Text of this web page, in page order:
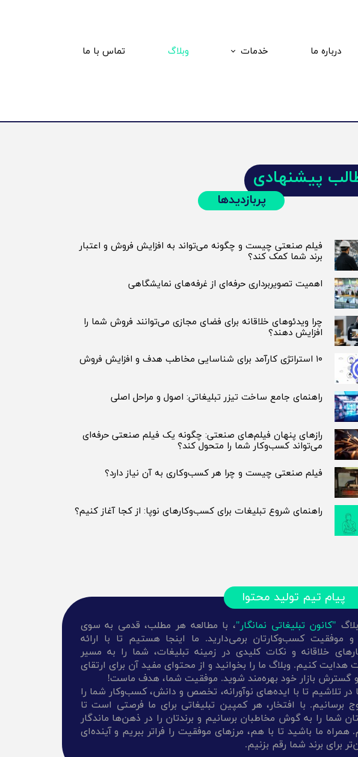
درباره ما خدمات وبلاگ تماس با ما
فیلم صنعتی چیست و چگونه می‌تواند به افزایش فروش و اعتبار
برند شما کمک کند؟
اهمیت تصویربرداری حرفه‌ای از غرفه‌های نمایشگاهی
چرا ویدئوهای خلاقانه برای فضای مجازی می‌توانند فروش شما را
افزایش دهند؟
۱۰ استراتژی کارآمد برای شناسایی مخاطب هدف و افزایش فروش
راهنمای جامع ساخت تیزر تبلیغاتی: اصول و مراحل اصلی
رازهای پنهان فیلم‌های صنعتی: چگونه یک فیلم صنعتی حرفه‌ای
می‌تواند کسب‌وکار شما را متحول کند؟
فیلم صنعتی چیست و چرا هر کسب‌وکاری به آن نیاز دارد؟
راهنمای شروع تبلیغات برای کسب‌وکارهای نوپا: از کجا آغاز کنیم؟
پیشنهادی
پربازدیدها
پیام تیم تولید محتوا
"کانون تبلیغاتی نمانگار"، با مطالعه هر مطلب، قدمی به سوی
موفقیت کسب‌وکارتان برمی‌دارید. ما اینجا هستیم تا با ارائه
خلاقانه و نکات کلیدی در زمینه تبلیغات، شما را به مسیر
هدایت کنیم. وبلاگ ما را بخوانید و از محتوای مفید آن برای ارتقای
و گسترش بازار خود بهره‌مند شوید. موفقیت شما، هدف ماست!
در تلاشیم تا با ایده‌های نوآورانه، تخصص و دانش، کسب‌وکار شما را
برسانیم. با افتخار، هر کمپین تبلیغاتی برای ما فرصتی است تا
شما را به گوش مخاطبان برسانیم و برندتان را در ذهن‌ها ماندگار
همراه ما باشید تا با هم، مرزهای موفقیت را فراتر ببریم و آینده‌ای
برای برند شما رقم بزنیم.